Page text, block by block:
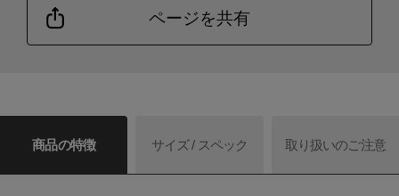
ページを共有
商品の特徴 サイズ / スペック 取り扱いのご注意